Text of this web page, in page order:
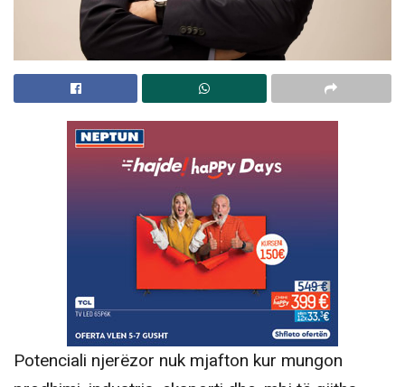
Potenciali njerëzor nuk mjafton kur mungon